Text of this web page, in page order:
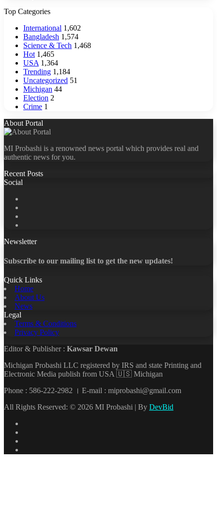
Top Categories
International 1,602
Bangladesh 1,574
Science & Tech 1,468
Hot 1,465
USA 1,364
Trending 1,184
Uncategorized 51
Michigan 44
Election 2
Crime 1
About Portal
MI Probashi is a renowned news portal which provides real and
authentic news for you.
Recent Posts
Social
Newsletter
Subscribe to our mailing list to get the new updates!
Quick Links
Home
About Us
News
Legal
Terms & Conditions
Privacy Policy
Editor & Publisher : Kawsar Dewan
Michigan Probashi LLC registered by IRS and state Printing and
Electronic Media publish from USA 🇺🇸 Michigan
Phone : 586-222-2982 । E-mail : miprobashi@gmail.com
All Rights Reserved: © 2026 MI Probashi | By DevBid